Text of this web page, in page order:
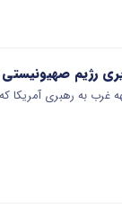
رژیم
به رهبری آمریکا که